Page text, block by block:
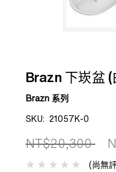
Brazn 下崁盆 (
Brazn 系列
SKU: 21057K-0
NT$20,300
(尚無